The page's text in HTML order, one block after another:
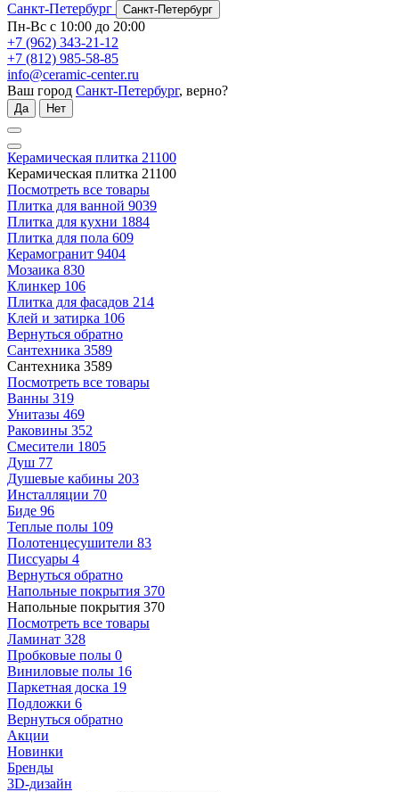
Санкт-Петербург
Санкт-Петербург
Пн-Вс с 10:00 до 20:00
+7 (962) 343-21-12
+7 (812) 985-58-85
info@ceramic-center.ru
Ваш город Санкт-Петербург, верно?
Да Нет
Керамическая плитка 21100
Керамическая плитка 21100
Посмотреть все товары
Плитка для ванной 9039
Плитка для кухни 1884
Плитка для пола 609
Керамогранит 9404
Мозаика 830
Клинкер 106
Плитка для фасадов 214
Клей и затирка 106
Вернуться обратно
Сантехника 3589
Сантехника 3589
Посмотреть все товары
Ванны 319
Унитазы 469
Раковины 352
Смесители 1805
Душ 77
Душевые кабины 203
Инсталляции 70
Биде 96
Теплые полы 109
Полотенцесушители 83
Писсуары 4
Вернуться обратно
Напольные покрытия 370
Напольные покрытия 370
Посмотреть все товары
Ламинат 328
Пробковые полы 0
Виниловые полы 16
Паркетная доска 19
Подложки 6
Вернуться обратно
Акции
Новинки
Бренды
3D-дизайн